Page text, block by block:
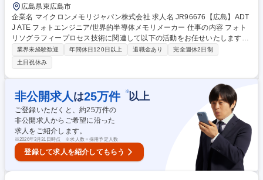
広島県東広島市
企業名 マイクロンメモリジャパン株式会社 求人名 JR96676【広島】ADT
J ATE フォトエンジニア/世界的半導体メモリメーカー 仕事の内容 フォト
リソグラフィープロセス技術に関連して以下の活動をお任せいたします。
【詳細】■量産プロセス条件の改善 ■生産性の向上、コスト競争力の向上 ■
プロセス改善（製品欠陥の改善、工程能力の向上）プロジェクト ■各種生
産設備のパラメータ最適化 ■新規装置、新規材料の評価、適用促進 ■製品
不良の解析とその対策活動 募集職種 JR96676【広島】ADTJ ATE フォト
エンジニア/世界的半導体メモリメーカー
業界未経験歓迎 年間休日120日以上 退職金あり
完全週休2日制
土日祝休み
非公開求人 は25万件 ※以上
ご登録いただくと、約25万件の
非公開求人からご希望に沿った
求人をご紹介します。
※2026年3月31日時点 ※求人数＝採用予定人数
登録して求人を紹介してもらう